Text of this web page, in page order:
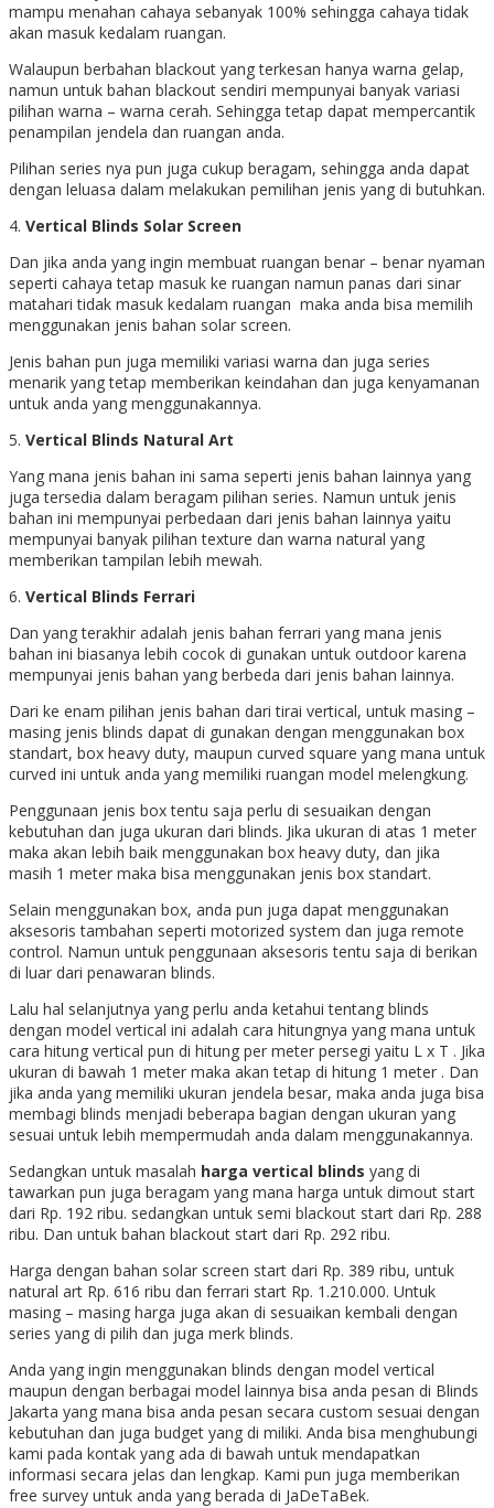
mampu menahan cahaya sebanyak 100% sehingga cahaya tidak
akan masuk kedalam ruangan.
Walaupun berbahan blackout yang terkesan hanya warna gelap,
namun untuk bahan blackout sendiri mempunyai banyak variasi
pilihan warna – warna cerah. Sehingga tetap dapat mempercantik
penampilan jendela dan ruangan anda.
Pilihan series nya pun juga cukup beragam, sehingga anda dapat
dengan leluasa dalam melakukan pemilihan jenis yang di butuhkan.
4. Vertical Blinds Solar Screen
Dan jika anda yang ingin membuat ruangan benar – benar nyaman
seperti cahaya tetap masuk ke ruangan namun panas dari sinar
matahari tidak masuk kedalam ruangan maka anda bisa memilih
menggunakan jenis bahan solar screen.
Jenis bahan pun juga memiliki variasi warna dan juga series
menarik yang tetap memberikan keindahan dan juga kenyamanan
untuk anda yang menggunakannya.
5. Vertical Blinds Natural Art
Yang mana jenis bahan ini sama seperti jenis bahan lainnya yang
juga tersedia dalam beragam pilihan series. Namun untuk jenis
bahan ini mempunyai perbedaan dari jenis bahan lainnya yaitu
mempunyai banyak pilihan texture dan warna natural yang
memberikan tampilan lebih mewah.
6. Vertical Blinds Ferrari
Dan yang terakhir adalah jenis bahan ferrari yang mana jenis
bahan ini biasanya lebih cocok di gunakan untuk outdoor karena
mempunyai jenis bahan yang berbeda dari jenis bahan lainnya.
Dari ke enam pilihan jenis bahan dari tirai vertical, untuk masing –
masing jenis blinds dapat di gunakan dengan menggunakan box
standart, box heavy duty, maupun curved square yang mana untuk
curved ini untuk anda yang memiliki ruangan model melengkung.
Penggunaan jenis box tentu saja perlu di sesuaikan dengan
kebutuhan dan juga ukuran dari blinds. Jika ukuran di atas 1 meter
maka akan lebih baik menggunakan box heavy duty, dan jika
masih 1 meter maka bisa menggunakan jenis box standart.
Selain menggunakan box, anda pun juga dapat menggunakan
aksesoris tambahan seperti motorized system dan juga remote
control. Namun untuk penggunaan aksesoris tentu saja di berikan
di luar dari penawaran blinds.
Lalu hal selanjutnya yang perlu anda ketahui tentang blinds
dengan model vertical ini adalah cara hitungnya yang mana untuk
cara hitung vertical pun di hitung per meter persegi yaitu L x T . Jika
ukuran di bawah 1 meter maka akan tetap di hitung 1 meter . Dan
jika anda yang memiliki ukuran jendela besar, maka anda juga bisa
membagi blinds menjadi beberapa bagian dengan ukuran yang
sesuai untuk lebih mempermudah anda dalam menggunakannya.
Sedangkan untuk masalah harga vertical blinds yang di
tawarkan pun juga beragam yang mana harga untuk dimout start
dari Rp. 192 ribu. sedangkan untuk semi blackout start dari Rp. 288
ribu. Dan untuk bahan blackout start dari Rp. 292 ribu.
Harga dengan bahan solar screen start dari Rp. 389 ribu, untuk
natural art Rp. 616 ribu dan ferrari start Rp. 1.210.000. Untuk
masing – masing harga juga akan di sesuaikan kembali dengan
series yang di pilih dan juga merk blinds.
Anda yang ingin menggunakan blinds dengan model vertical
maupun dengan berbagai model lainnya bisa anda pesan di Blinds
Jakarta yang mana bisa anda pesan secara custom sesuai dengan
kebutuhan dan juga budget yang di miliki. Anda bisa menghubungi
kami pada kontak yang ada di bawah untuk mendapatkan
informasi secara jelas dan lengkap. Kami pun juga memberikan
free survey untuk anda yang berada di JaDeTaBek.